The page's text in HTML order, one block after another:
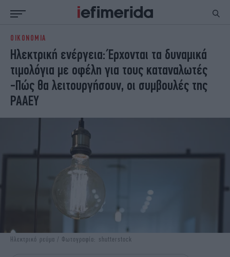
ΕΙΔΗΣΕΙΣ
NON PAPER
ΕΛΛΑΔΑ
ΟΙΚΟΝΟΜΙΑ
ΚΟΣΜΟΣ
ΠΟΛΙΤΙΣΜΟΣ
ΠΑΝΕΛΛΗΝΙΕΣ
ΖΩΗ
ΓΥΝΑΙΚΑ
ENGLISH EDITION
ΥΓΕΙΑ
GREEN
iBOOKS
ΟΙΚΟΝΟΜΙΑ
Ηλεκτρική ενέργεια: Έρχονται τα δυναμικά
τιμολόγια με οφέλη για τους καταναλωτές
-Πώς θα λειτουργήσουν, οι συμβουλές της
ΡΑΑΕΥ
Ηλεκτρικό ρεύμα / Φωτογραφία: shutterstock